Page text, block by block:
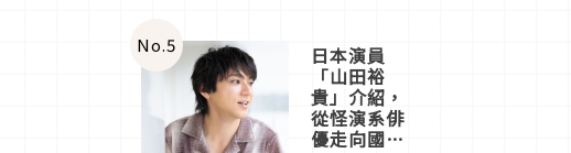
No.5 日本演員
「山田裕
貴」介紹，
從怪演系俳
優走向國民